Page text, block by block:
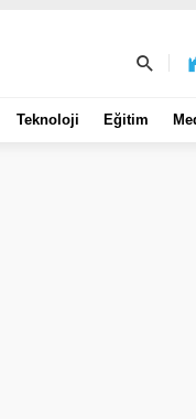
Teknoloji Eğitim